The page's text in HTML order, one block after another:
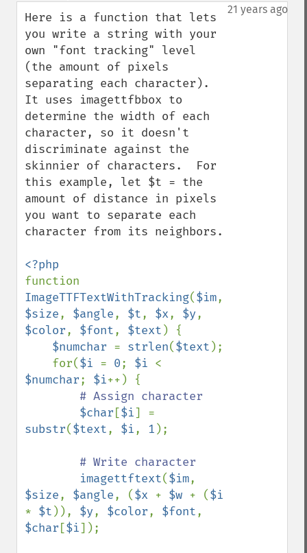
down
21 years ago
Here is a function that lets
you write a string with your
own "font tracking" level
(the amount of pixels
separating each character).
It uses imagettfbbox to
determine the width of each
character, so it doesn't
discriminate against the
skinnier of characters.  For
this example, let $t = the
amount of distance in pixels
you want to separate each
character from its neighbors.
ImageTTFTextWithTracking($im
$size, $angle, $t, $x, $y
$color, $font, $text ) {
$numchar = strlen($text );
    for(
$i = 0; $i
$numchar; $i++) {
# Assign character
$char [$i
substr($text, $i, 1 );
# Write character
imagettftext($im
$size, $angle, ($x + $w + (
* $t )), $y, $color, $font
$char [$i]);